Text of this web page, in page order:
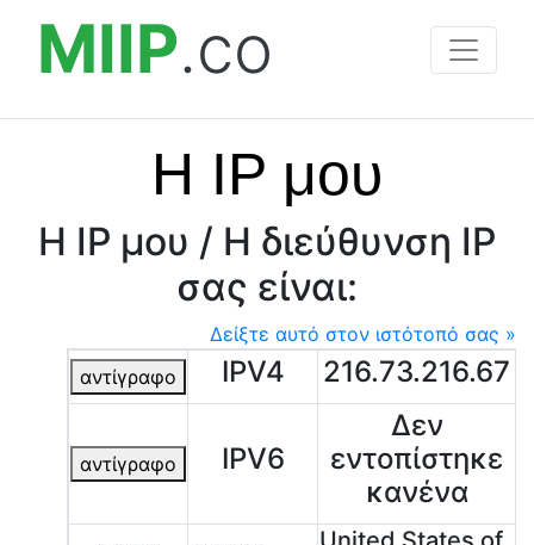
MIIP.co
Η IP μου
Η IP μου / Η διεύθυνση IP
σας είναι:
Δείξτε αυτό στον ιστότοπό σας »
αντίγραφο
IPV4 216.73.216.67
αντίγραφο IPV6
Δεν
εντοπίστηκε
κανένα